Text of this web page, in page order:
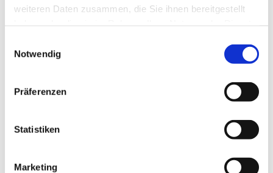
weiteren Daten zusammen, die Sie ihnen bereitgestellt
Notwendig
Präferenzen
Statistiken
Marketing
Teilungserklärungen